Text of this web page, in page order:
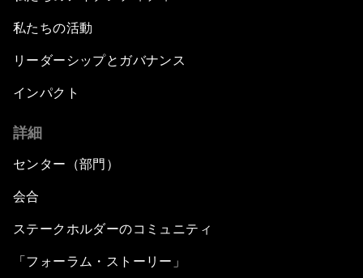
私たちの活動
リーダーシップとガバナンス
インパクト
詳細
センター（部門）
会合
ステークホルダーのコミュニティ
「フォーラム・ストーリー」